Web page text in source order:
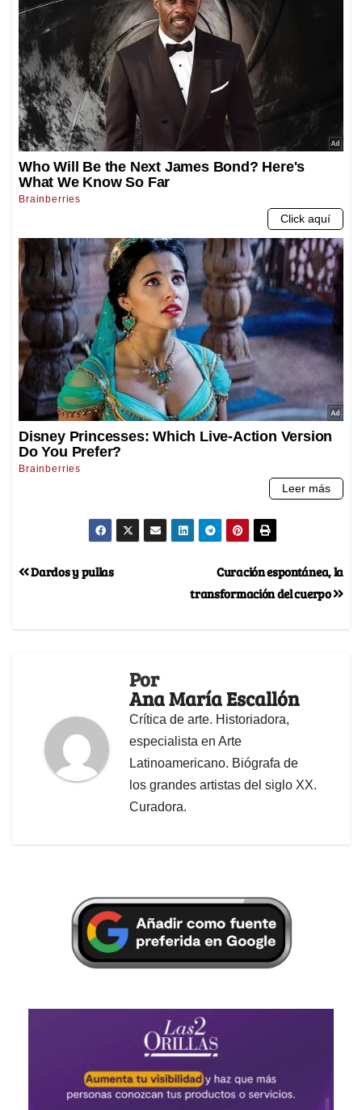
Curación espontánea, la
transformación del cuerpo
Dardos y pullas
Por
Ana María Escallón
Crítica de arte. Historiadora,
especialista en Arte
Latinoamericano. Biógrafa de
los grandes artistas del siglo XX.
Curadora.